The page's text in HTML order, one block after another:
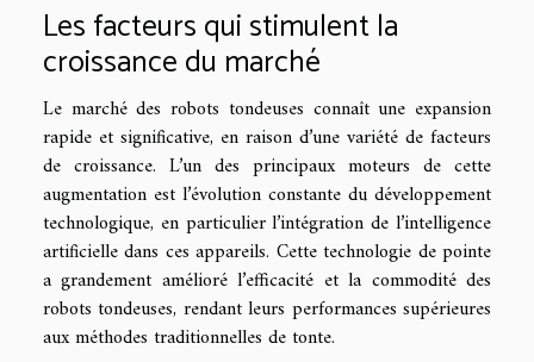
Les facteurs qui stimulent la
croissance du marché
Le marché des robots tondeuses connaît une expansion
rapide et significative, en raison d’une variété de facteurs
de croissance. L’un des principaux moteurs de cette
augmentation est l’évolution constante du développement
technologique, en particulier l’intégration de l’intelligence
artificielle dans ces appareils. Cette technologie de pointe
a grandement amélioré l’efficacité et la commodité des
robots tondeuses, rendant leurs performances supérieures
aux méthodes traditionnelles de tonte.